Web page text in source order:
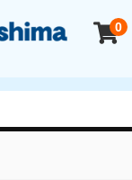
0